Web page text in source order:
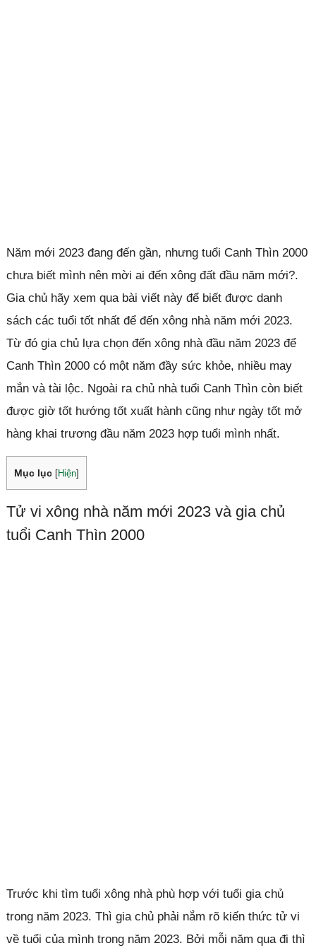
Năm mới 2023 đang đến gần, nhưng tuổi Canh Thìn 2000
chưa biết mình nên mời ai đến xông đất đầu năm mới?.
Gia chủ hãy xem qua bài viết này để biết được danh
sách các tuổi tốt nhất để đến xông nhà năm mới 2023.
Từ đó gia chủ lựa chọn đến xông nhà đầu năm 2023 để
Canh Thìn 2000 có một năm đầy sức khỏe, nhiều may
mắn và tài lộc. Ngoài ra chủ nhà tuổi Canh Thìn còn biết
được giờ tốt hướng tốt xuất hành cũng như ngày tốt mở
hàng khai trương đầu năm 2023 hợp tuổi mình nhất.
Mục lục Hiện]
Tử vi xông nhà năm mới 2023 và gia chủ
tuổi Canh Thìn 2000
Trước khi tìm tuổi xông nhà phù hợp với tuổi gia chủ
trong năm 2023. Thì gia chủ phải nắm rõ kiến thức tử vi
về tuổi của mình trong năm 2023. Bởi mỗi năm qua đi thì